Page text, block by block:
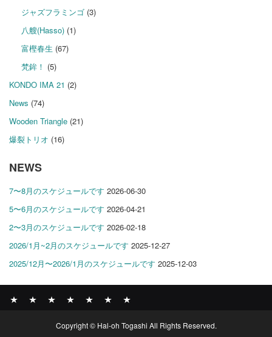
ジャズフラミンゴ(3)
八艘(Hasso)(1)
富樫春生 (67)
梵鉾！ (5)
KONDO IMA 21 (2)
News (74)
Wooden Triangle (21)
爆裂トリオ (16)
NEWS
7〜8月のスケジュールです 2026-06-30
5〜6月のスケジュールです 2026-04-21
2〜3月のスケジュールです 2026-02-18
2026/1月~2月のスケジュールです 2025-12-27
2025/12月〜2026/1月のスケジュールです 2025-12-03
RECORDS
PROFILE
Copyright © Hal-oh Togashi All Rights Reserved.